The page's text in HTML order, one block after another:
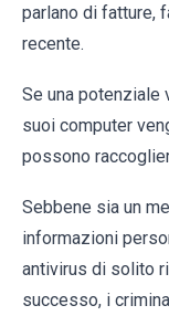
parlano di fatture,
recente.
Se una potenziale
suoi computer
possono
Sebbene sia un
informazioni
antivirus di solito
successo, i